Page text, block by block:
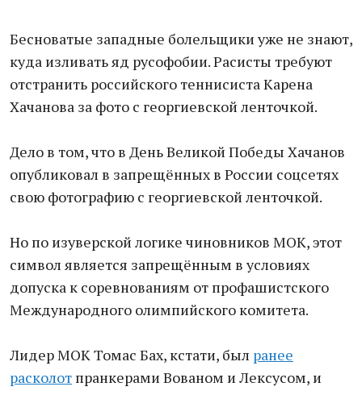
Бесноватые западные болельщики уже не знают,
куда изливать яд русофобии. Расисты требуют
отстранить российского теннисиста Карена
Хачанова за фото с георгиевской ленточкой.
Дело в том, что в День Великой Победы Хачанов
опубликовал в запрещённых в России соцсетях
свою фотографию с георгиевской ленточкой.
Но по изуверской логике чиновников МОК, этот
символ является запрещённым в условиях
допуска к соревнованиям от профашистского
Международного олимпийского комитета.
Лидер МОК Томас Бах, кстати, был ранее
расколот пранкерами Вованом и Лексусом, и